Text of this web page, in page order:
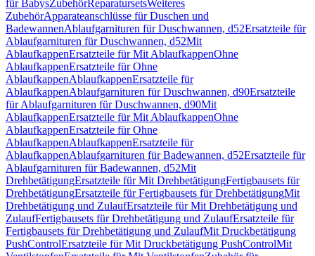
für BabysZubehörReparatursetsWeiteres
ZubehörApparateanschlüsse für Duschen und
BadewannenAblaufgarnituren für Duschwannen, d52Ersatzteile für
Ablaufgarnituren für Duschwannen, d52Mit
AblaufkappenErsatzteile für Mit AblaufkappenOhne
AblaufkappenErsatzteile für Ohne
AblaufkappenAblaufkappenErsatzteile für
AblaufkappenAblaufgarnituren für Duschwannen, d90Ersatzteile
für Ablaufgarnituren für Duschwannen, d90Mit
AblaufkappenErsatzteile für Mit AblaufkappenOhne
AblaufkappenErsatzteile für Ohne
AblaufkappenAblaufkappenErsatzteile für
AblaufkappenAblaufgarnituren für Badewannen, d52Ersatzteile für
Ablaufgarnituren für Badewannen, d52Mit
DrehbetätigungErsatzteile für Mit DrehbetätigungFertigbausets für
DrehbetätigungErsatzteile für Fertigbausets für DrehbetätigungMit
Drehbetätigung und ZulaufErsatzteile für Mit Drehbetätigung und
ZulaufFertigbausets für Drehbetätigung und ZulaufErsatzteile für
Fertigbausets für Drehbetätigung und ZulaufMit Druckbetätigung
PushControlErsatzteile für Mit Druckbetätigung PushControlMit